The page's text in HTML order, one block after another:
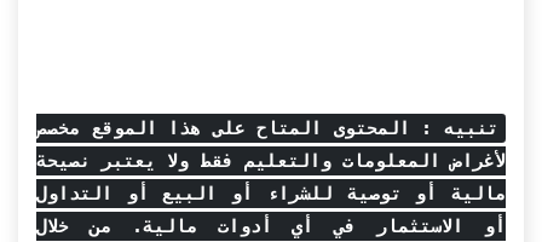
تنبيه : المحتوى المتاح على هذا الموقع مخصص
لأغراض المعلومات والتعليم فقط ولا يعتبر نصيحة
مالية أو توصية للشراء أو البيع أو التداول
أو الاستثمار في أي أدوات مالية. من خلال